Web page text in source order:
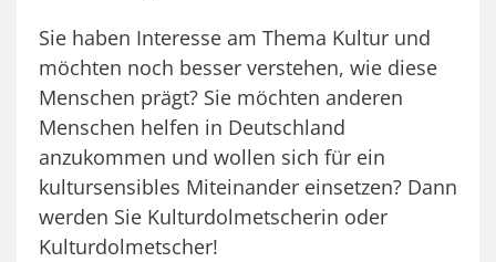
Sie haben Interesse am Thema Kultur und
möchten noch besser verstehen, wie diese
Menschen prägt? Sie möchten anderen
Menschen helfen in Deutschland
anzukommen und wollen sich für ein
kultursensibles Miteinander einsetzen? Dann
werden Sie Kulturdolmetscherin oder
Kulturdolmetscher!